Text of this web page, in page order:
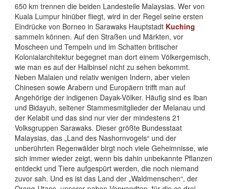
650 km trennen die beiden Landesteile Malaysias. Wer von
Kuala Lumpur hinüber fliegt, wird in der Regel seine ersten
Eindrücke von Borneo in Sarawaks Hauptstadt Kuching
sammeln können. Auf den Straßen und Märkten, vor
Moscheen und Tempeln und im Schatten britischer
Kolonialarchitektur begegnet man dort einem Völkergemisch,
wie man es auf der Halbinsel nicht zu sehen bekommt.
Neben Malaien und relativ wenigen Indern, aber vielen
Chinesen sowie Arabern und Europäern trifft man auf
Angehörige der indigenen Dayak-Völker. Häufig sind es Iban
und Bidayuh, seltener Stammesmitglieder der Melanau und
der Kelabit und das sind nur vier der mindestens 21
Volksgruppen Sarawaks. Dieser größte Bundesstaat
Malaysias, das „Land des Nashornvogels“ und der
unberührten Regenwälder birgt noch viele Geheimnisse, wie
sich immer wieder zeigt, wenn bis dahin unbekannte Pflanzen
entdeckt und Tiere aufgespürt werden, die noch niemand
zuvor sah. Und es ist das Land der „Waldmenschen“, der